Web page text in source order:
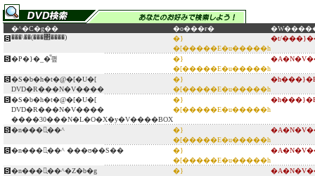
�^�C�g�� �o���ғ�
���\��(���΂����)
�}
�[�����E�u�����h
�t/
�P�}�_�̐킢
�}
�[�����E�u�����h
�S�b�h�t�@�[�U�[
DVD�R���N�V����
�}
�[�����E�u�����h
�S�b�h�t�@�[�U�[
DVD�R���N�V����
����30���N�L�O�X�y�V����BOX
�}
�[�����E�u�����h
�n���َ̖��^
�}
�[�����E�u�����h
�n���َ̖��^ ���ʊ��S��
�}
�[�����E�u�����h
�n���َ̖��^�Z�b�g
�}